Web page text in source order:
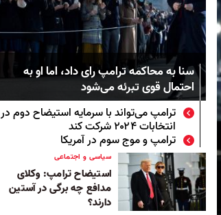
سنا به محاکمه ترامپ رای داد، اما او به
احتمال قوی تبرئه می‌شود
ترامپ می‌تواند با سرمایه استیضاح دوم در
انتخابات ۲۰۲۴ شرکت کند
ترامپ و موج سوم در آمریکا
سیاسی و اجتماعی
استیضاح ترامپ: وکلای
مدافع چه برگی در آستین
دارند؟